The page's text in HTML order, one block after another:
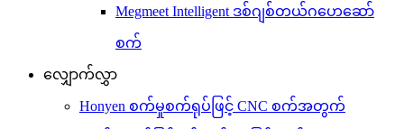
Megmeet Intelligent ဒစ်ဂျစ်တယ်ဂဟေဆော်
စက်
လျှောက်လွှာ
Honyen စက်မှုစက်ရုပ်ဖြင့် CNC စက်အတွက်